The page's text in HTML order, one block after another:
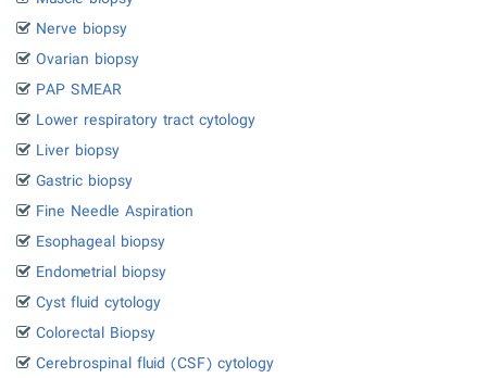
Nerve biopsy
Ovarian biopsy
PAP SMEAR
Lower respiratory tract cytology
Liver biopsy
Gastric biopsy
Fine Needle Aspiration
Esophageal biopsy
Endometrial biopsy
Cyst fluid cytology
Colorectal Biopsy
Cerebrospinal fluid (CSF) cytology